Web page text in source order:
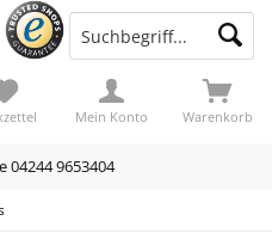
04244 9653404
Warenkorb
Mein Konto